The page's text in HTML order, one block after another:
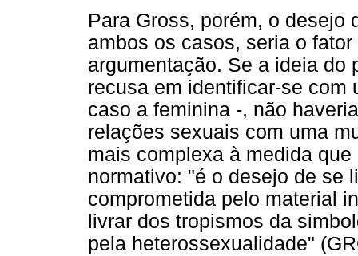
Para Gross, porém, o desejo
ambos os casos, seria o
argumentação. Se a ideia do
recusa em identificar-se com
caso a feminina -, não
relações sexuais com uma
mais complexa à medida
normativo: "é o desejo de se
comprometida pelo material
livrar dos tropismos da
pela heterossexualidade"